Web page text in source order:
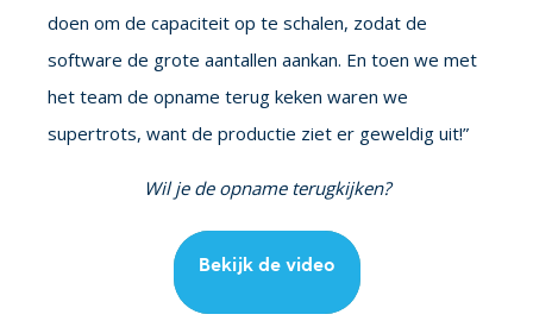
doen om de capaciteit op te schalen, zodat de
software de grote aantallen aankan. En toen we met
het team de opname terug keken waren we
supertrots, want de productie ziet er geweldig uit!”
Wil je de opname terugkijken?
Bekijk de video